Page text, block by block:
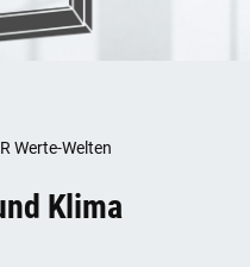
Werte-Welten
Klima